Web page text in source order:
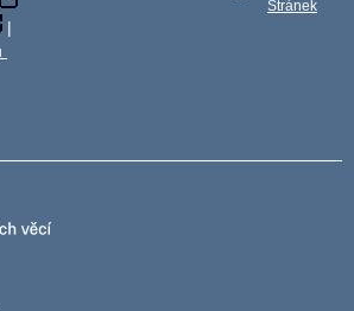
|
Stránek